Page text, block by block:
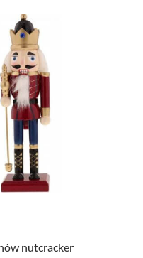
nutcracker